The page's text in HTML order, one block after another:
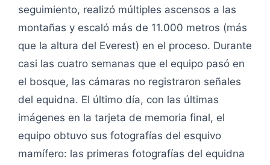
seguimiento, realizó múltiples ascensos a las
montañas y escaló más de 11.000 metros (más
que la altura del Everest) en el proceso. Durante
casi las cuatro semanas que el equipo pasó en
el bosque, las cámaras no registraron señales
del equidna. El último día, con las últimas
imágenes en la tarjeta de memoria final, el
equipo obtuvo sus fotografías del esquivo
mamífero: las primeras fotografías del equidna